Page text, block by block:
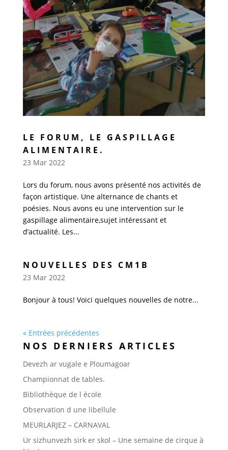
LE FORUM, LE GASPILLAGE
ALIMENTAIRE.
23 Mar 2022
Lors du forum, nous avons présenté nos activités de
façon artistique. Une alternance de chants et
poésies. Nous avons eu une intervention sur le
gaspillage alimentaire,sujet intéressant et
d’actualité. Les...
NOUVELLES DES CM1B
23 Mar 2022
Bonjour à tous! Voici quelques nouvelles de notre...
« Entrées précédentes
NOS DERNIERS ARTICLES
Devezh ar vugale e Ploumagoar
Championnat de tables.
Bibliothèque de l école
Observation d une libellule
MEURLARJEZ – CARNAVAL
Ur sizhunvezh sirk er skol – Une semaine de cirque à